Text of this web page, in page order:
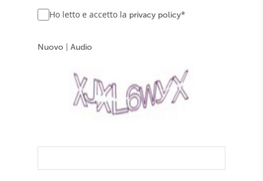
Ho letto e accetto la privacy policy*
Nuovo Audio